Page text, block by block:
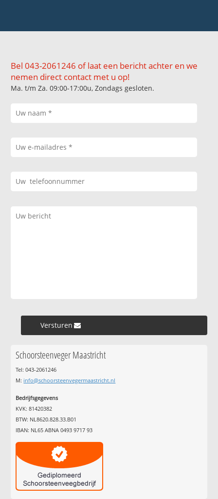
Bel 043-2061246 of laat een bericht achter en we
nemen direct contact met u op!
Ma. t/m Za. 09:00-17:00u, Zondags gesloten.
Versturen »
Schoorsteenveger Maastricht
Tel: 043-2061246
M: info@schoorsteenvegermaastricht.nl
Bedrijfsgegevens
KVK: 81420382
BTW: NL8620.828.33.B01
IBAN: NL65 ABNA 0493 9717 93